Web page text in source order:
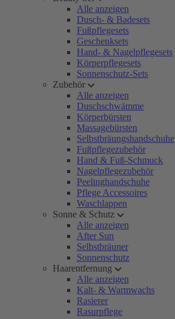
Alle anzeigen
Dusch- & Badesets
Fußpflegesets
Geschenksets
Hand- & Nagelpflegesets
Körperpflegesets
Sonnenschutz-Sets
Zubehör
Alle anzeigen
Duschschwämme
Körperbürsten
Massagebürsten
Selbstbräungshandschuhe
Fußpflegezubehör
Hand & Fuß-Schmuck
Nagelpflegezubehör
Peelinghandschuhe
Pflege Accessoires
Waschlappen
Sonne & Schutz
Alle anzeigen
After Sun
Selbstbräuner
Sonnenschutz
Haarentfernung
Alle anzeigen
Kalt- & Warmwachs
Rasierer
Rasurpflege